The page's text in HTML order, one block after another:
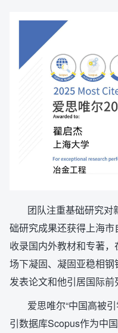
团队注重基础研究对
础研究成果还获得上海
收录国内外教材和专著
场下凝固、凝固亚稳相
发表论文和他引居国际前
爱思唯尔“中国高被
引数据库Scopus作为中